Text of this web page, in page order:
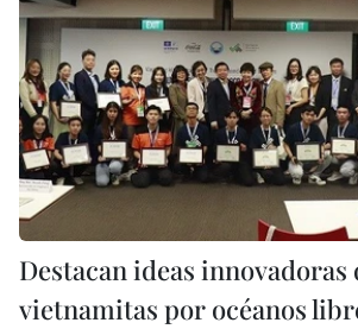
Destacan ideas innovadoras
vietnamitas por océanos